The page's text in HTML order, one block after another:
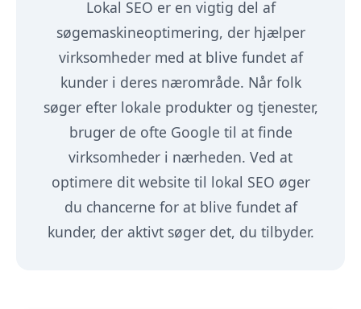
Lokal SEO er en vigtig del af
søgemaskineoptimering, der hjælper
virksomheder med at blive fundet af
kunder i deres nærområde. Når folk
søger efter lokale produkter og tjenester,
bruger de ofte Google til at finde
virksomheder i nærheden. Ved at
optimere dit website til lokal SEO øger
du chancerne for at blive fundet af
kunder, der aktivt søger det, du tilbyder.